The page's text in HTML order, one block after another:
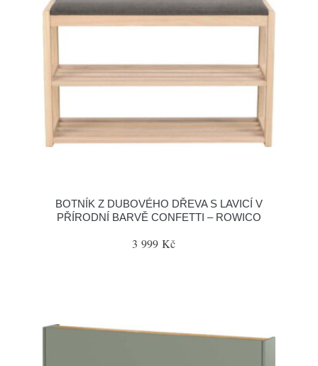
BOTNÍK Z DUBOVÉHO DŘEVA S LAVICÍ V
PŘÍRODNÍ BARVĚ CONFETTI – ROWICO
3 999 Kč